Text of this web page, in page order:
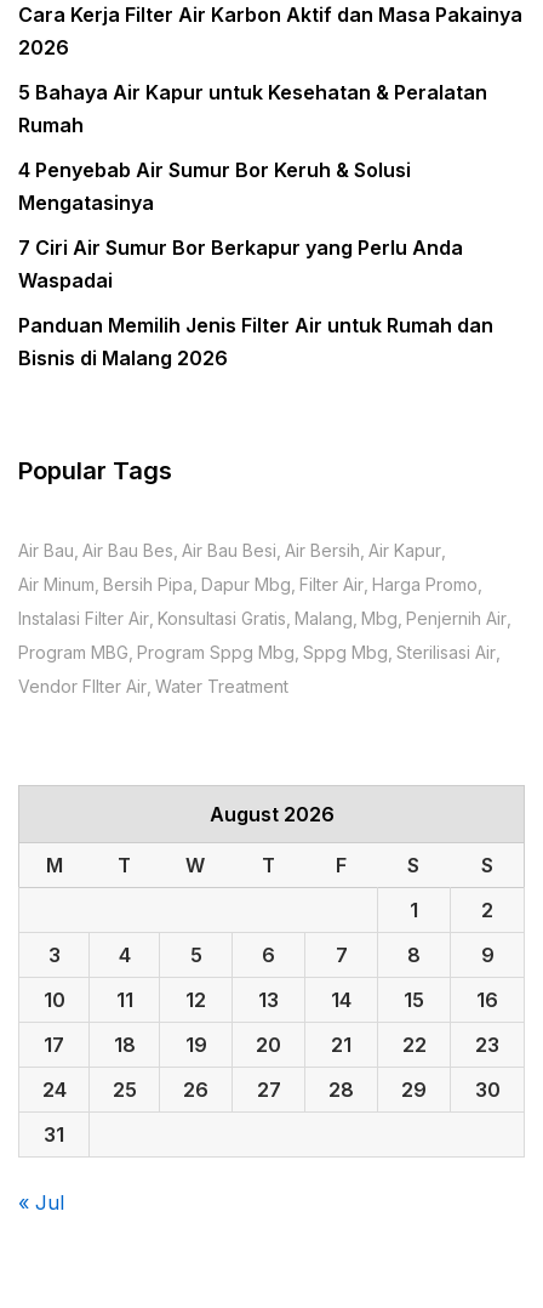
Cara Kerja Filter Air Karbon Aktif dan Masa Pakainya
2026
5 Bahaya Air Kapur untuk Kesehatan & Peralatan
Rumah
4 Penyebab Air Sumur Bor Keruh & Solusi
Mengatasinya
7 Ciri Air Sumur Bor Berkapur yang Perlu Anda
Waspadai
Panduan Memilih Jenis Filter Air untuk Rumah dan
Bisnis di Malang 2026
Popular Tags
Air Bau Air Bau Bes Air Bau Besi Air Bersih Air Kapur
Air Minum Bersih Pipa Dapur Mbg Filter Air Harga Promo
Instalasi Filter Air Konsultasi Gratis Malang Mbg Penjernih Air
Program MBG Program Sppg Mbg Sppg Mbg Sterilisasi Air
Vendor FIlter Air Water Treatment
August 2026
M T W T F S
S
1
2
3
4 5 6 7 8
9
10
11 12 13 14 15
16
17
18 19 20 21 22
23
24
25 26 27 28 29
30
31
« Jul